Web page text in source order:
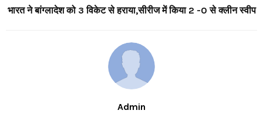
भारत ने बांग्लादेश को 3 विकेट से हराया,सीरीज में किया 2 -0 से क्लीन स्वीप
Admin